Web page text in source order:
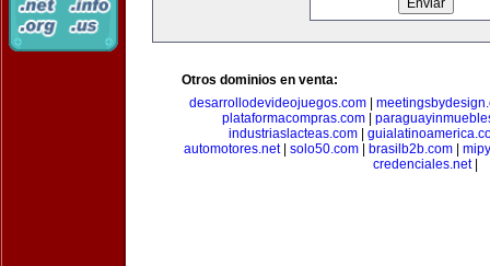
Otros dominios en venta:
desarrollodevideojuegos.com
plataformacompras.com
industriaslacteas.com
automotores.net| solo50.com brasilb2b.com
credenciales.net|